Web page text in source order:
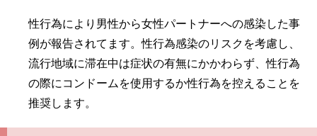
性行為により男性から女性パートナーへの感染した事
例が報告されてます。性行為感染のリスクを考慮し、
流行地域に滞在中は症状の有無にかかわらず、性行為
の際にコンドームを使用するか性行為を控えることを
推奨します。